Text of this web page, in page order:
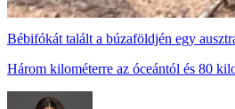
Bébifókát talált a búzaföldjén egy
Három kilométerre az óceántól és 80